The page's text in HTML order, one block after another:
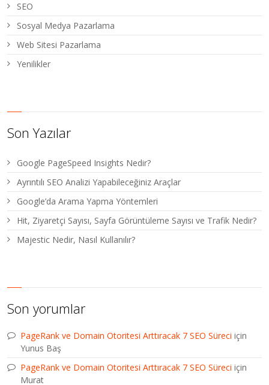
SEO
Sosyal Medya Pazarlama
Web Sitesi Pazarlama
Yenilikler
Son Yazılar
Google PageSpeed Insights Nedir?
Ayrıntılı SEO Analizi Yapabileceğiniz Araçlar
Google’da Arama Yapma Yöntemleri
Hit, Ziyaretçi Sayısı, Sayfa Görüntüleme Sayısı ve Trafik Nedir?
Majestic Nedir, Nasıl Kullanılır?
Son yorumlar
PageRank ve Domain Otoritesi Arttıracak 7 SEO Süreci için
Yunus Baş
PageRank ve Domain Otoritesi Arttıracak 7 SEO Süreci için
Murat